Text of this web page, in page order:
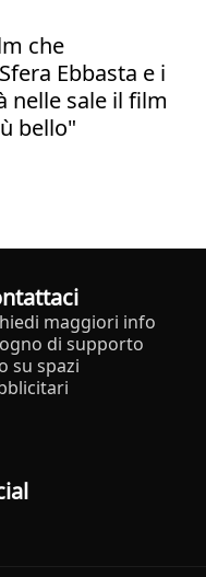
che
Ebbasta e i
nelle sale il film
bello"
maggiori info
di supporto
su spazi